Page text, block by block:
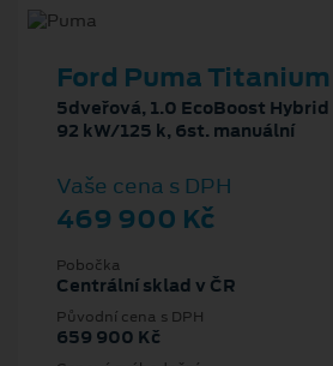
Ford Puma Titanium
5dveřová, 1.0 EcoBoost
92 kW/125 k, 6st. manuální
Vaše cena s DPH
469 900 Kč
Pobočka
Centrální sklad v ČR
Původní cena s DPH
659 900 Kč